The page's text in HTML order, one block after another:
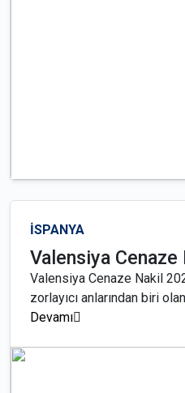
İSPANYA
Valensiya
Valensiya Cenaze Nakil
zorlayıcı anlarından biri
Devamı